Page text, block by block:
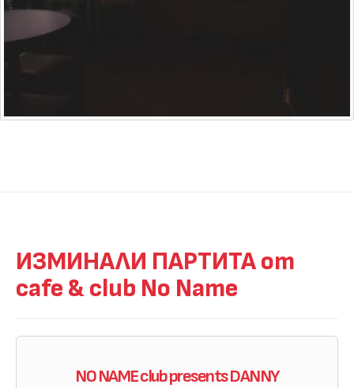
ИЗМИНАЛИ ПАРТИТА от
cafe & club No Name
NO NAME club presents DANNY